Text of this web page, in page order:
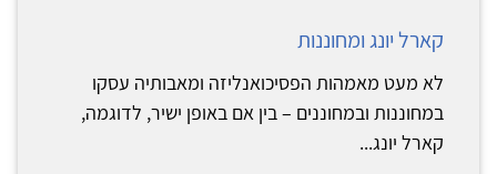
קארל יונג ומחוננות
לא מעט מאמהות הפסיכואנליזה ומאבותיה עסקו
במחוננות ובמחוננים – בין אם באופן ישיר, לדוגמה,
קארל יונג...